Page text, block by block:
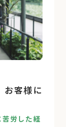
お客様に
労した経